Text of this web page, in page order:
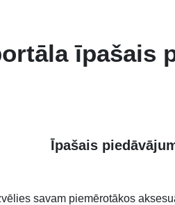
īpašais
Īpašais
savam piemērotākos